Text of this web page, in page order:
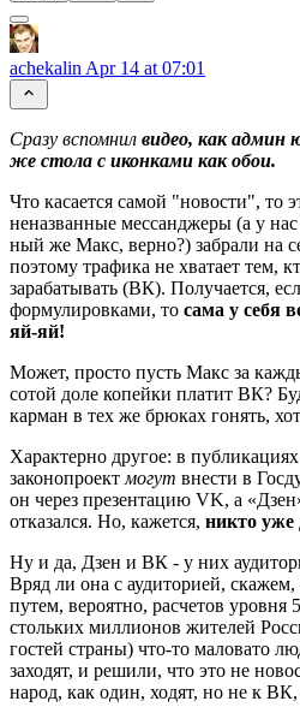
achekalin Apr 14 at 07:01
Сразу вспомнил видео, как админ
же стола с иконками как обои.
Что касается самой "новости", то
неназванные мессанджеры (а у
ный же Макс, верно?) забрали на
поэтому трафика не хватает тем,
зарабатывать (ВК). Получается,
формулировками, то сама у себя
яй-яй!
Может, просто пусть Макс за
сотой доле копейки платит ВК?
карман в тех же брюках гонять,
Характерно другое: в публикациях
законопроект могут внести в
он через презентацию VK, а
отказался. Но, кажется, никто уже
Ну и да, Дзен и ВК - у них
Вряд ли она с аудиторией,
путем, вероятно, расчетов уровня
стольких миллионов жителей
гостей страны) что-то маловато
заходят, и решили, что это не
народ, как один, ходят, но не к